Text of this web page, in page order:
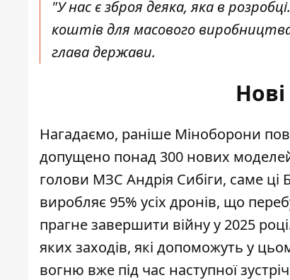
"У нас є зброя деяка, яка в
коштів для масового
глава держави.
Нагадаємо, раніше Міноборони
допущено понад 300 нових моделей
голови МЗС Андрія Сибіги, саме
виробляє 95% усіх дронів, що
прагне завершити війну у 2025
яких заходів, які допоможуть у
вогню вже під час наступної